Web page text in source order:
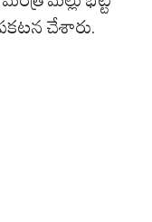
చేశారు.